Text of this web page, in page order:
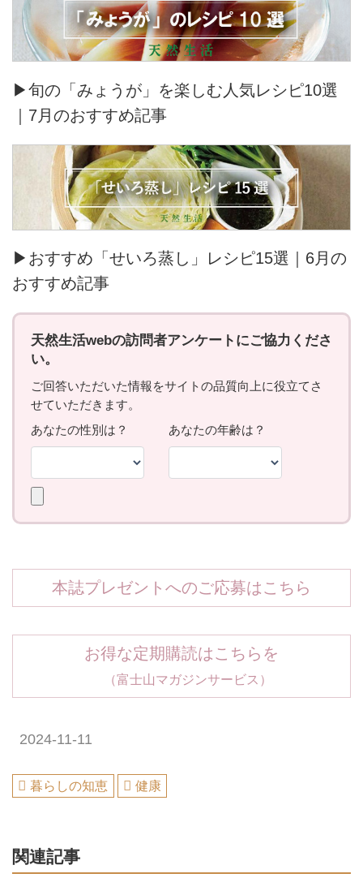
▶旬の「みょうが」を楽しむ人気レシピ10選
｜7月のおすすめ記事
▶おすすめ「せいろ蒸し」レシピ15選｜6月の
おすすめ記事
本誌プレゼントへのご応募はこちら
お得な定期購読はこちらを
（富士山マガジンサービス）
2024-11-11
暮らしの知恵 健康
関連記事